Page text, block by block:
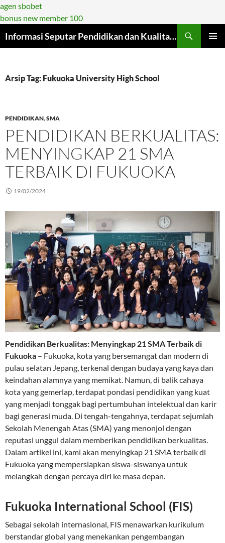
agen sbobet
bonus new member 100
ke
Informasi Seputar Pendidikan dan Kualitasnya di Era Modern
Arsip Tag: Fukuoka University High School
PENDIDIKAN,SMA
PENDIDIKAN BERKUALITAS:
MENYINGKAP 21 SMA
TERBAIK DI FUKUOKA
19/02/2024
Pendidikan Berkualitas: Menyingkap 21 SMA Terbaik di
Fukuoka – Fukuoka, kota yang bersemangat dan modern di
pulau selatan Jepang, terkenal dengan budaya yang kaya dan
keindahan alamnya yang memikat. Namun, di balik cahaya
kota yang gemerlap, terdapat pondasi pendidikan yang kuat
yang menjadi tonggak bagi pertumbuhan intelektual dan karir
bagi generasi muda. Di tengah-tengahnya, terdapat sejumlah
Sekolah Menengah Atas (SMA) yang menonjol dengan
reputasi unggul dalam memberikan pendidikan berkualitas.
Dalam artikel ini, kami akan menyingkap 21 SMA terbaik di
Fukuoka yang mempersiapkan siswa-siswanya untuk
melangkah dengan percaya diri ke masa depan.
Fukuoka International School (FIS)
Sebagai sekolah internasional, FIS menawarkan kurikulum
berstandar global yang menekankan pengembangan